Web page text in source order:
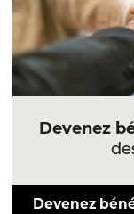
Devenez
Devenez